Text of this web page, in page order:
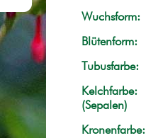
Wuchsform:
Blütenform:
Tubusfarbe:
Kelchfarbe:
(Sepalen)
Kronenfarbe: